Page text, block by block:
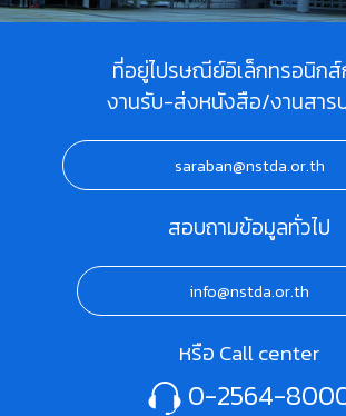
ที่อยู่ไปรษณีย์อิเล็กทรอนิกส์
งานรับ-ส่งหนังสือ/งานสา
saraban@nstda.or.th
สอบถามข้อมูลทั่วไป
info@nstda.or.th
หรือ Call center
0-2564-